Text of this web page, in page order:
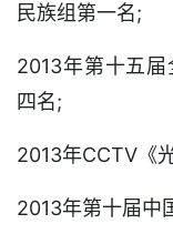
民族组第一名;
2013年第十五
四名;
2013年CCTV《
2013年第十届中